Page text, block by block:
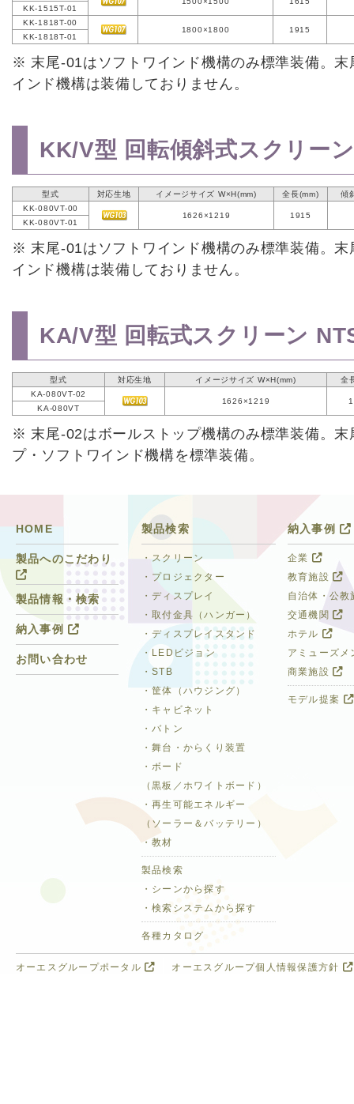
KK-1515T-01
KK-1818T-00
1800×1800
1915
KK-1818T-01
※ 末尾-01はソフトワインド機構のみ標準装備。
インド機構は装備しておりません。
KK/V型 回転傾斜式スクリー
型式 対応生地 イメージサイズ W×H(mm) 全長(mm)
傾
KK-080VT-00
1626×1219
1915
KK-080VT-01
※ 末尾-01はソフトワインド機構のみ標準装備。
インド機構は装備しておりません。
KA/V型 回転式スクリーン
型式 対応生地 イメージサイズ W×H(mm)
全
KA-080VT-02
1626×1219
KA-080VT
※ 末尾-02はボールストップ機構のみ標準装備。
プ・ソフトワインド機構を標準装備。
HOME
製品へのこだわり
製品情報・検索
納入事例
お問い合わせ
納入事例
企業
教育施設
自治体・公教
交通機関
ホテル
アミューズ
商業施設
モデル提案
製品検索
・スクリーン
・プロジェクター
・ディスプレイ
・取付金具（ハンガー）
・ディスプレイスタンド
・LEDビジョン
・STB
・筐体（ハウジング）
・キャビネット
・バトン
・舞台・からくり装置
・ボード
（黒板／ホワイトボード）
・再生可能エネルギー
（ソーラー＆バッテリー）
・教材
製品検索
・シーンから探す
・検索システムから探す
各種カタログ
オーエスグループポータル オーエスグループ個人情報保護方針